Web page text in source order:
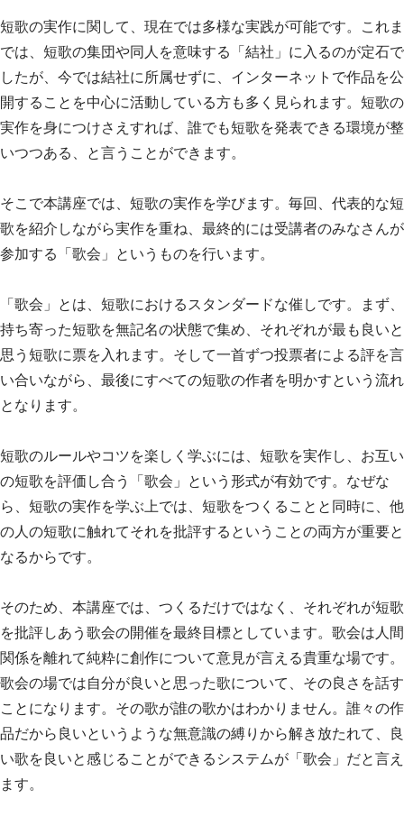
短歌の実作に関して、現在では多様な実践が可能です。これま
では、短歌の集団や同人を意味する「結社」に入るのが定石で
したが、今では結社に所属せずに、インターネットで作品を公
開することを中心に活動している方も多く見られます。短歌の
実作を身につけさえすれば、誰でも短歌を発表できる環境が整
いつつある、と言うことができます。
そこで本講座では、短歌の実作を学びます。毎回、代表的な短
歌を紹介しながら実作を重ね、最終的には受講者のみなさんが
参加する「歌会」というものを行います。
「歌会」とは、短歌におけるスタンダードな催しです。まず、
持ち寄った短歌を無記名の状態で集め、それぞれが最も良いと
思う短歌に票を入れます。そして一首ずつ投票者による評を言
い合いながら、最後にすべての短歌の作者を明かすという流れ
となります。
短歌のルールやコツを楽しく学ぶには、短歌を実作し、お互い
の短歌を評価し合う「歌会」という形式が有効です。なぜな
ら、短歌の実作を学ぶ上では、短歌をつくることと同時に、他
の人の短歌に触れてそれを批評するということの両方が重要と
なるからです。
そのため、本講座では、つくるだけではなく、それぞれが短歌
を批評しあう歌会の開催を最終目標としています。歌会は人間
関係を離れて純粋に創作について意見が言える貴重な場です。
歌会の場では自分が良いと思った歌について、その良さを話す
ことになります。その歌が誰の歌かはわかりません。誰々の作
品だから良いというような無意識の縛りから解き放たれて、良
い歌を良いと感じることができるシステムが「歌会」だと言え
ます。